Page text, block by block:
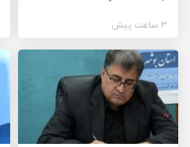
3 ساعت پیش